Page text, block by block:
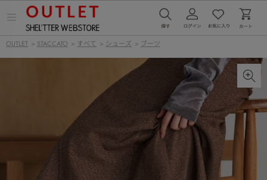
ー
を
OUTLET > STACCATO > すべて > シューズ > ブーツ